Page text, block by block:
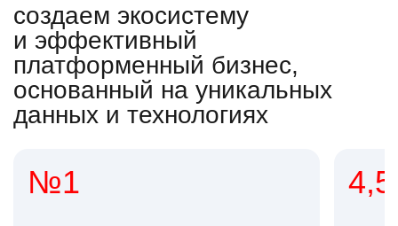
создаем экосистему
и эффективный
платформенный бизнес,
основанный на уникальных
данных и технологиях